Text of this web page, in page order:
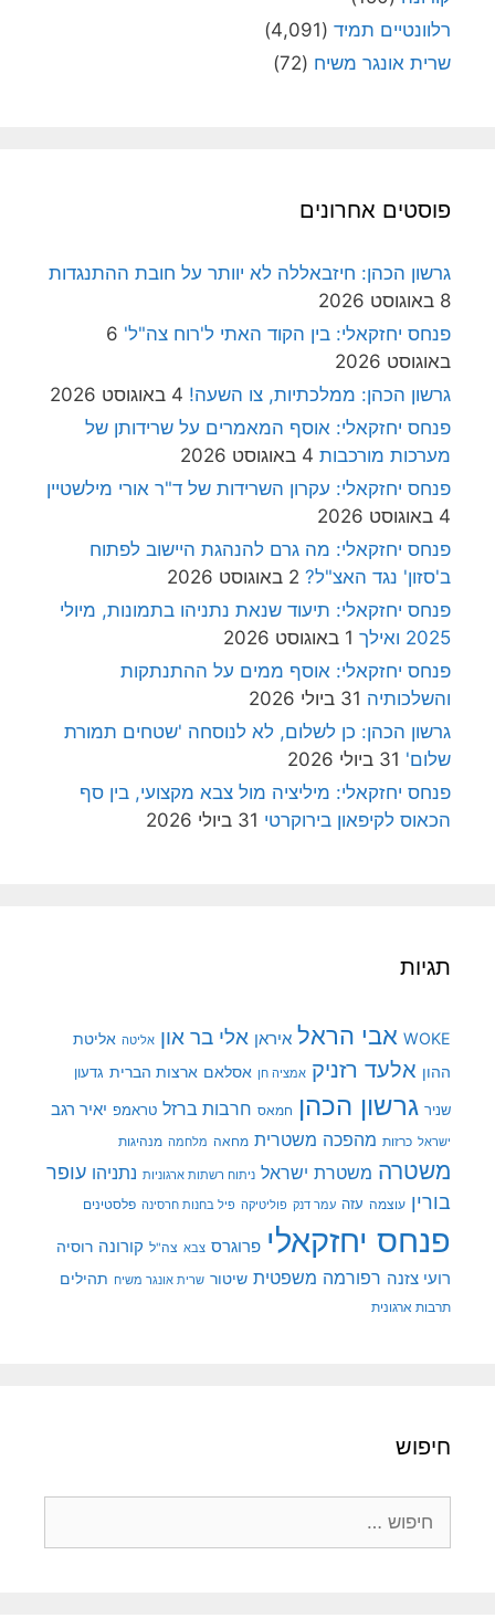
רלוונטיים תמיד (4,091)
שרית אונגר משיח (72)
פוסטים אחרונים
גרשון הכהן: חיזבאללה לא יוותר על חובת ההתנגדות
8 באוגוסט 2026
פנחס יחזקאלי: בין הקוד האתי ל'רוח צה"ל' 6
באוגוסט 2026
גרשון הכהן: ממלכתיות, צו השעה! 4 באוגוסט 2026
פנחס יחזקאלי: אוסף המאמרים על שרידותן של
מערכות מורכבות 4 באוגוסט 2026
פנחס יחזקאלי: עקרון השרידות של ד"ר אורי מילשטיין
4 באוגוסט 2026
פנחס יחזקאלי: מה גרם להנהגת היישוב לפתוח
ב'סזון' נגד האצ"ל? 2 באוגוסט 2026
פנחס יחזקאלי: תיעוד שנאת נתניהו בתמונות, מיולי
2025 ואילך
1 באוגוסט 2026
פנחס יחזקאלי: אוסף ממים על ההתנתקות
והשלכותיה 31 ביולי 2026
גרשון הכהן: כן לשלום, לא לנוסחה 'שטחים תמורת
שלום' 31 ביולי 2026
פנחס יחזקאלי: מיליציה מול צבא מקצועי, בין סף
הכאוס לקיפאון בירוקרטי 31 ביולי 2026
תגיות
WOKE אבי הראל איראן אלי בר און אליטה אליטת
ההון אלעד רזניק אמציה חן אסלאם ארצות הברית גדעון
שניר גרשון הכהן חמאס חרבות ברזל טראמפ יאיר רגב
ישראל כרזות מהפכה משטרית מחאה מלחמה מנהיגות
משטרה משטרת ישראל ניתוח רשתות ארגוניות נתניהו עופר
בורין עוצמה עזה עמר דנק פוליטיקה פיל בחנות חרסינה פלסטינים
פנחס יחזקאלי פרוגרס צבא צה"ל קורונה רוסיה
רועי צזנה רפורמה משפטית שיטור שרית אונגר משיח תהילים
תרבות ארגונית
חיפוש